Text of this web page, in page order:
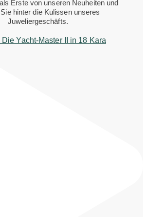
Erste von unseren Neuheiten und
hinter die Kulissen unseres
Juweliergeschäfts.
Yacht-Master II in 18 Kara